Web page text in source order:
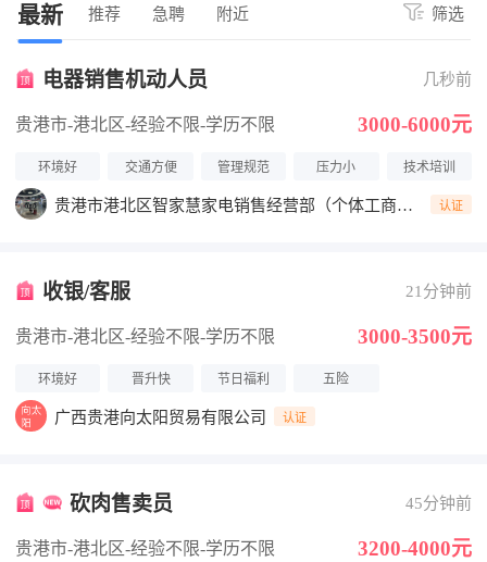
最新 推荐 急聘 附近 筛选
电器销售机动人员 几秒前
贵港市-港北区-经验不限-学历不限 3000-6000元
环境好 交通方便 管理规范 压力小 技术培训
贵港市港北区智家慧家电销售经营部（个体工商
认证
收银/客服 21分钟前
贵港市-港北区-经验不限-学历不限 3000-3500元
环境好 晋升快 节日福利 五险
广西贵港向太阳贸易有限公司 认证
砍肉售卖员 45分钟前
贵港市-港北区-经验不限-学历不限 3200-4000元